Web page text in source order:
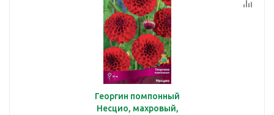
Георгин помпонный
Несцио, махровый,